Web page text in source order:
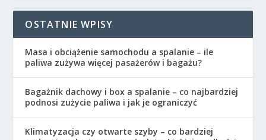
OSTATNIE WPISY
Masa i obciążenie samochodu a spalanie – ile
paliwa zużywa więcej pasażerów i bagażu?
Bagażnik dachowy i box a spalanie – co najbardziej
podnosi zużycie paliwa i jak je ograniczyć
Klimatyzacja czy otwarte szyby – co bardziej